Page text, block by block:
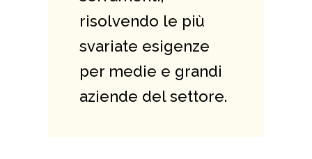
risolvendo le più
svariate esigenze
per medie e grandi
aziende del settore.